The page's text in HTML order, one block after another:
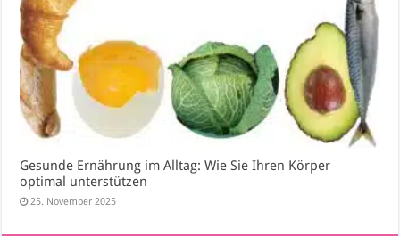
Gesunde Ernährung im Alltag: Wie Sie Ihren Körper
optimal unterstützen
25. November 2025